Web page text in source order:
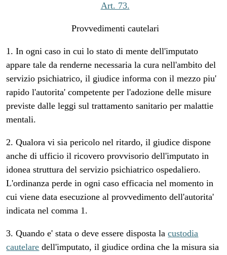
Art. 73.
Provvedimenti cautelari
1. In ogni caso in cui lo stato di mente dell'imputato
appare tale da renderne necessaria la cura nell'ambito del
servizio psichiatrico, il giudice informa con il mezzo piu'
rapido l'autorita' competente per l'adozione delle misure
previste dalle leggi sul trattamento sanitario per malattie
mentali.
2. Qualora vi sia pericolo nel ritardo, il giudice dispone
anche di ufficio il ricovero provvisorio dell'imputato in
idonea struttura del servizio psichiatrico ospedaliero.
L'ordinanza perde in ogni caso efficacia nel momento in
cui viene data esecuzione al provvedimento dell'autorita'
indicata nel comma 1.
3. Quando e' stata o deve essere disposta lacustodia
cautelare dell'imputato, il giudice ordina che la misura sia